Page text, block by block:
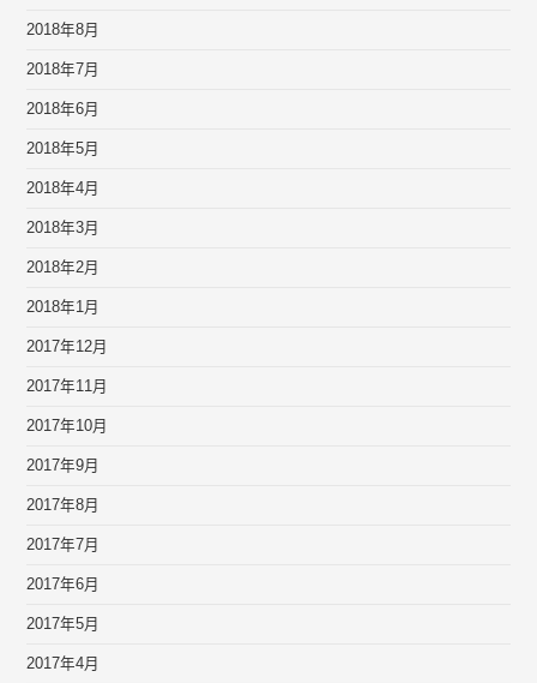
2018年8月
2018年7月
2018年6月
2018年5月
2018年4月
2018年3月
2018年2月
2018年1月
2017年12月
2017年11月
2017年10月
2017年9月
2017年8月
2017年7月
2017年6月
2017年5月
2017年4月